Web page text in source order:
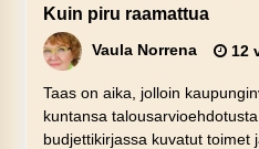
Kuin piru raamattua
Vaula Norrena 12
Taas on aika, jolloin
kuntansa
budjettikirjassa kuvatut toimet